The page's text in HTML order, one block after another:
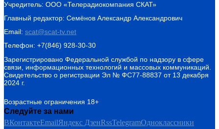
Учредитель: ООО «Телерадиокомпания СКАТ»
Главный редактор: Семёнов Александр Александрович
Email: scat@scat-tv.net
Телефон: +7(846) 928-30-30
Зарегистрировано Федеральной службой по надзору в сфере
связи, информационных технологий и массовых коммуникаций.
Свидетельство о регистрации Эл № ФС77-88837 от 13 декабря
2024 г.
Возрастные ограничения 18+
Следуйте за нами
ВКонтактеEmailЯндекс ДзенRssTelegramОдноклассники